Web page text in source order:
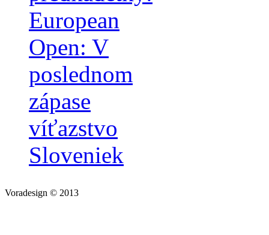
European
Open: V
poslednom
zápase
víťazstvo
Sloveniek
Voradesign © 2013